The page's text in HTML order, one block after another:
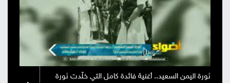
‏ثورة اليمن السعيد.. أغنية فائدة كامل التي خلّدت ثورة